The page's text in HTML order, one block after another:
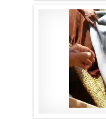
موقع لا الأخباري
.